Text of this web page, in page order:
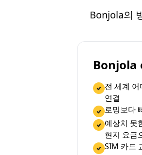
Bonjola의
Bonjola
전 세계
연결
로밍보다
예상치 못
현지 요금
SIM 카드